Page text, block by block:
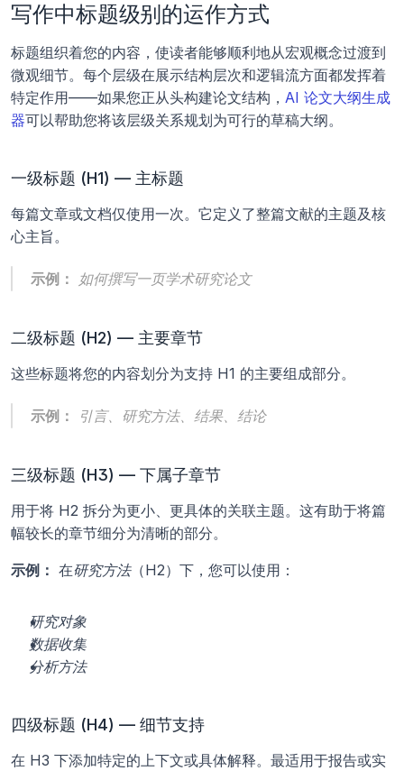
写作中标题级别的运作方式
标题组织着您的内容，使读者能够顺利地从宏观概念过渡到
微观细节。每个层级在展示结构层次和逻辑流方面都发挥着
特定作用——如果您正从头构建论文结构， AI 论文大纲生成
器可以帮助您将该层级关系规划为可行的草稿大纲。
一级标题 (H1) — 主标题
每篇文章或文档仅使用一次。它定义了整篇文献的主题及核
心主旨。
示例： 如何撰写一页学术研究论文
二级标题 (H2) — 主要章节
这些标题将您的内容划分为支持 H1 的主要组成部分。
示例： 引言、 研究方法、 结果、 结论
三级标题 (H3) — 下属子章节
用于将 H2 拆分为更小、更具体的关联主题。这有助于将篇
幅较长的章节细分为清晰的部分。
示例： 在研究方法（H2）下，您可以使用：
研究对象
数据收集
分析方法
四级标题 (H4) — 细节支持
在 H3 下添加特定的上下文或具体解释。最适用于报告或实